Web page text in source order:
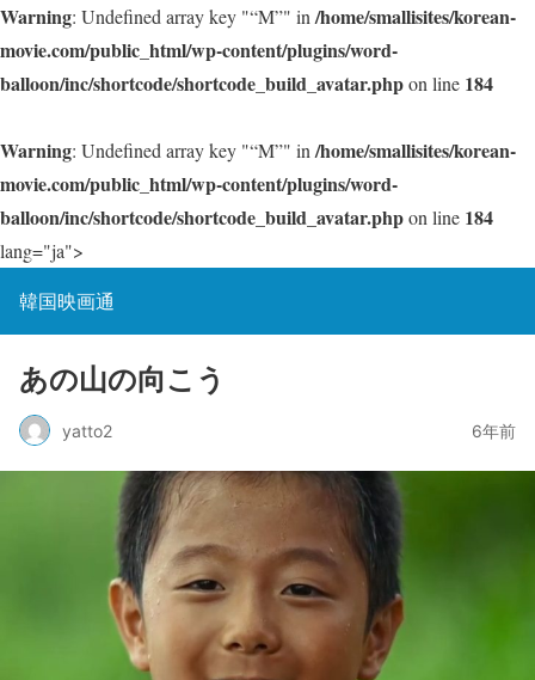
Warning: Undefined array key "“M”" in /home/smallisites/korean-
movie.com/public_html/wp-content/plugins/word-
balloon/inc/shortcode/shortcode_build_avatar.phpon line 184
Warning: Undefined array key "“M”" in /home/smallisites/korean-
movie.com/public_html/wp-content/plugins/word-
balloon/inc/shortcode/shortcode_build_avatar.phpon line 184
lang="ja">
韓国映画通
あの山の向こう
yatto2 6年前